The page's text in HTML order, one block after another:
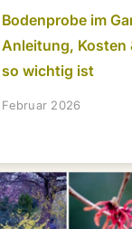
Bodenprobe im
Anleitung, Kosten
so wichtig ist
Februar 2026